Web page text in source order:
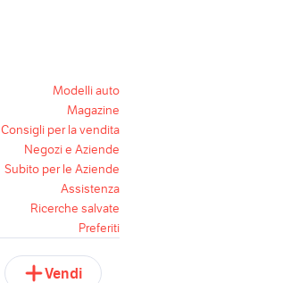
Modelli auto
Magazine
Consigli per la vendita
Negozi e Aziende
Subito per le Aziende
Assistenza
Ricerche salvate
Preferiti
Vendi